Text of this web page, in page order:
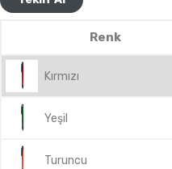
Renk
Kırmızı
Yeşil
Turuncu